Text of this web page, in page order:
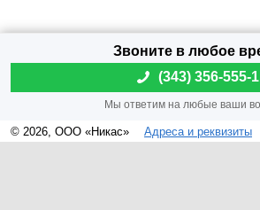
© 2026, ООО «Никас» Адреса и реквизиты
(343) 356-555-1